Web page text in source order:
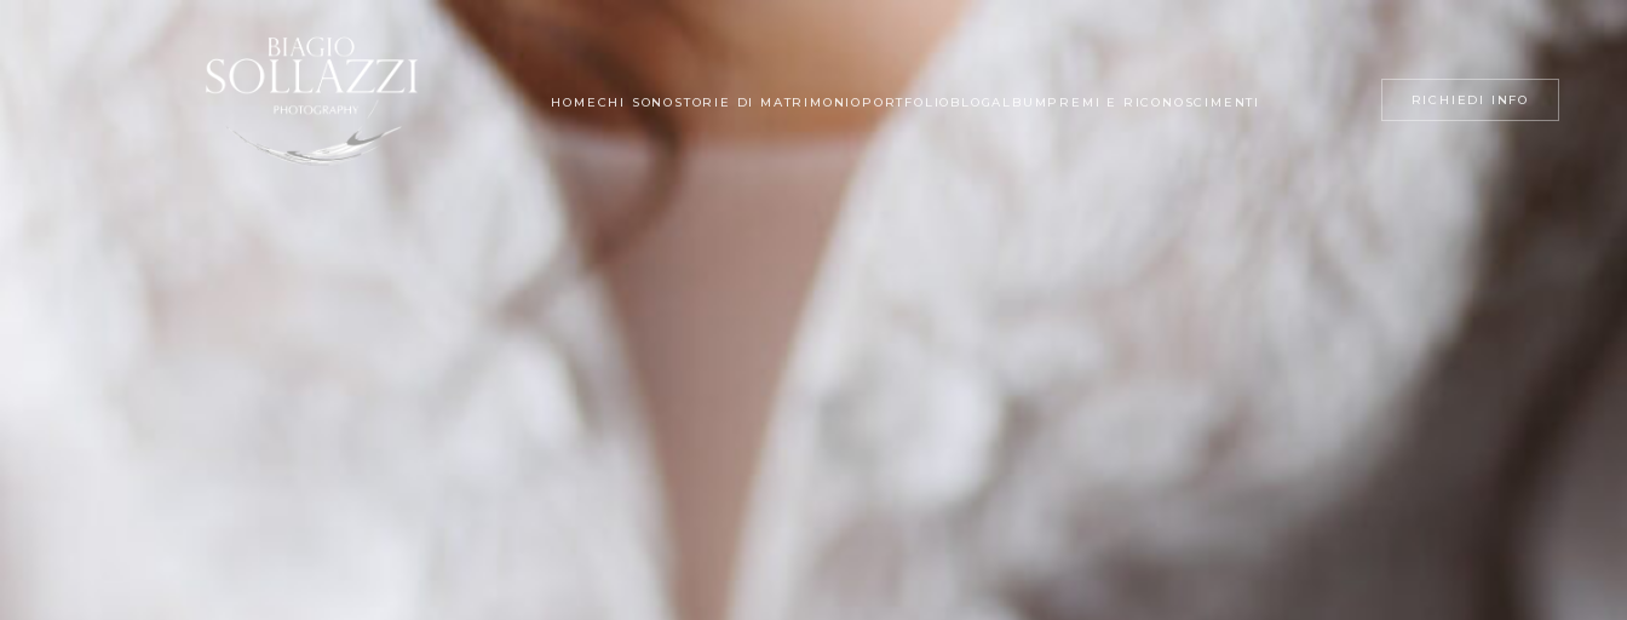
HOME CHI SONO STORIE DI MATRIMONIO PORTFOLIO BLOGALBUM PREMI E RICONOSCIMENTI RICHIEDI INFO